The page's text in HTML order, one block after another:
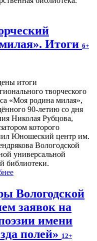
Итоги 6+
итоги
творческого
«Моя родина милая»,
90-летию со дня
Николая Рубцова,
которого
Юношеский центр им.
Вологодской
универсальной
библиотеки.
Вологодской
заявок на
имени
полей» 12+